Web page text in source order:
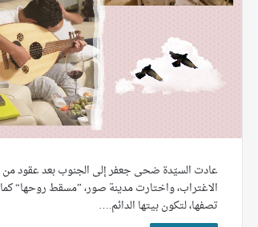
عادت السيّدة ضحى جعفر إلى الجنوب بعد عقود من
الاغتراب، واختارت مدينة صور، ”مسقط روحها“ كما
تصفها، لتكون بيتها الدائم.…